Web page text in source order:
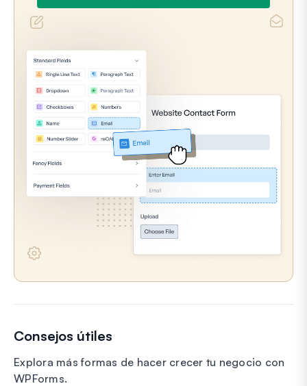
Consejos útiles
Explora más formas de hacer crecer tu negocio con
WPForms.